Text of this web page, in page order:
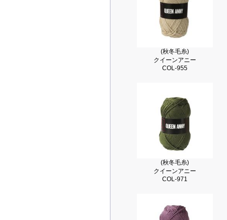
(秋冬毛糸)
クイーンアニー
COL-955
(秋冬毛糸)
クイーンアニー
COL-971